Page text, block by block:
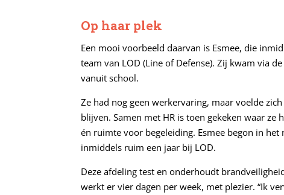
Op haar plek
Een mooi voorbeeld daarvan is Esmee, die
team van LOD (Line of Defense). Zij kwam via
vanuit school.
Ze had nog geen werkervaring, maar voelde
blijven. Samen met HR is toen gekeken waar
én ruimte voor begeleiding. Esmee begon in
inmiddels ruim een jaar bij LOD.
Deze afdeling test en onderhoudt
werkt er vier dagen per week, met plezier. “Ik